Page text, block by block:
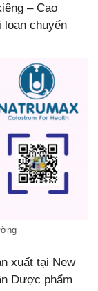
– Cao
loạn chuyển
xuất tại New
Dược phẩm